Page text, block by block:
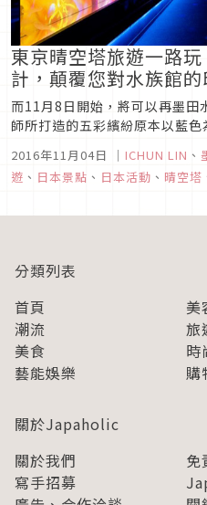
東京晴空塔旅遊一路
計，顛覆您對水族館的
而11月8日開始，將可以再墨田
師所打造的五彩繽紛原本以藍
館，經由蜷川実花的打造之下
空間。
2016年11月04日 ｜ ICHUN LIN 、
遊 、 日本景點 、 日本活動 、 晴空塔
分類列表
首頁
美
潮流
旅
美食
時
藝能娛樂
購
關於Japaholic
關於我們
免
寫手招募